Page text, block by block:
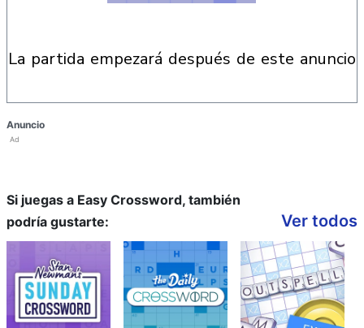
la partida empezará después de este anuncio
Anuncio
Ad
Si juegas a Easy Crossword, también
podría gustarte:
Ver todos